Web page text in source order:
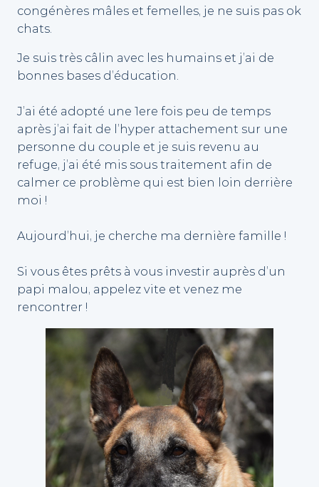
congénères mâles et femelles, je ne suis pas ok
chats.
Je suis très câlin avec les humains et j’ai de
bonnes bases d’éducation.
J’ai été adopté une 1ere fois peu de temps
après j’ai fait de l’hyper attachement sur une
personne du couple et je suis revenu au
refuge, j’ai été mis sous traitement afin de
calmer ce problème qui est bien loin derrière
moi !
Aujourd’hui, je cherche ma dernière famille !
Si vous êtes prêts à vous investir auprès d’un
papi malou, appelez vite et venez me
rencontrer !